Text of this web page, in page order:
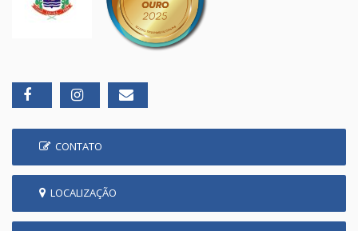
CONTATO
LOCALIZAÇÃO